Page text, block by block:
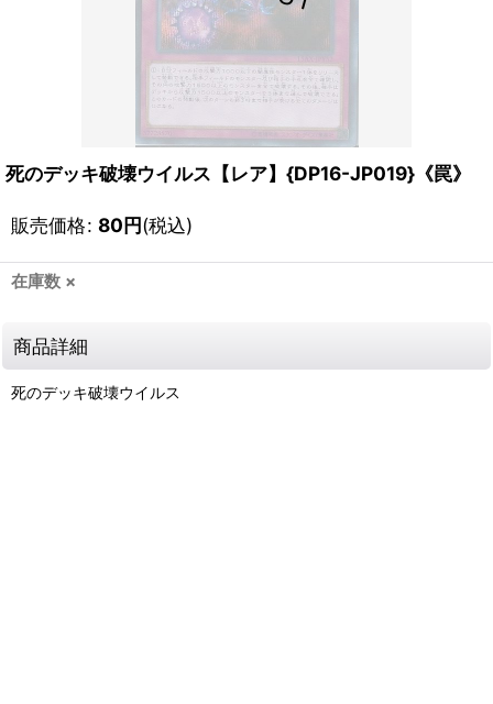
死のデッキ破壊ウイルス【レア】{DP16-JP019}《罠》
販売価格: 80円(税込)
在庫数 ×
商品詳細
死のデッキ破壊ウイルス